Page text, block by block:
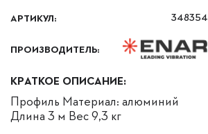
АРТИКУЛ: 348354
ПРОИЗВОДИТЕЛЬ:
КРАТКОЕ ОПИСАНИЕ:
Профиль Материал: алюминий
Длина 3 м Вес 9,3 кг